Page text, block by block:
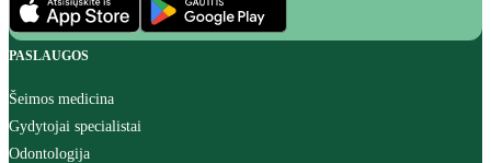
PASLAUGOS
Šeimos medicina
Gydytojai specialistai
Odontologija